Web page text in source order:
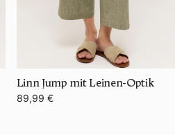
Linn Jump mit Leinen-Optik
89,99 €